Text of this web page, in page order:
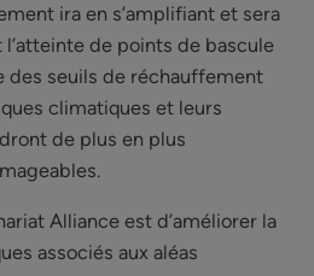
ira en s’amplifiant et sera
de points de bascule
des seuils de réchauffement
climatiques et leurs
de plus en plus
Alliance est d’améliorer la
associés aux aléas